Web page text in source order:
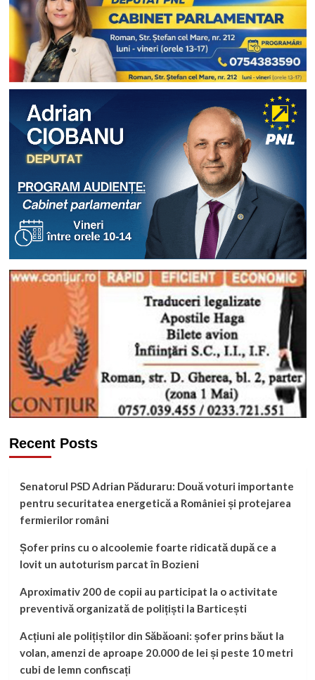
Recent Posts
Senatorul PSD Adrian Păduraru: Două voturi importante
pentru securitatea energetică a României și protejarea
fermierilor români
Șofer prins cu o alcoolemie foarte ridicată după ce a
lovit un autoturism parcat în Bozieni
Aproximativ 200 de copii au participat la o activitate
preventivă organizată de polițiști la Barticești
Acțiuni ale polițiștilor din Săbăoani: șofer prins băut la
volan, amenzi de aproape 20.000 de lei și peste 10 metri
cubi de lemn confiscați